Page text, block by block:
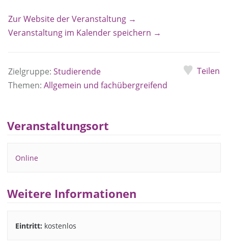
Zur Website der Veranstaltung →
Veranstaltung im Kalender speichern →
Zielgruppe: Studierende
Themen: Allgemein und fachübergreifend
Teilen
Veranstaltungsort
Online
Weitere Informationen
Eintritt: kostenlos